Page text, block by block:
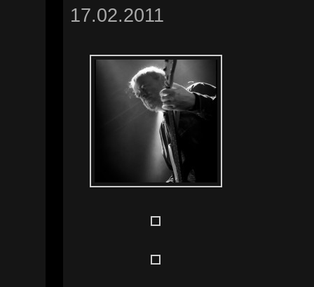
17.02.2011